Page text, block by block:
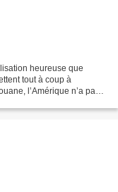
heureuse que
tout à coup à
l’Amérique n’a pas